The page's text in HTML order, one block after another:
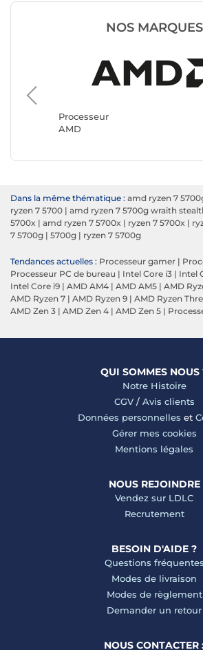
NOS MARQUES
Processeur
AMD
Dans la même thématique : amd ryzen 7
ryzen 7 5700 | amd ryzen 7 5700g wraith
5700x | amd ryzen 7 5700x | ryzen 7 5700x |
7 5700g | 5700g | ryzen 7 5700g
Tendances actuelles : Processeur gamer |
Processeur PC de bureau | Intel Core i3 | Intel
Intel Core i9 | AMD AM4 | AMD AM5 | AMD
AMD Ryzen 7 | AMD Ryzen 9 | AMD Ryzen
AMD Zen 3 | AMD Zen 4 | AMD Zen 5 |
QUI SOMMES NOUS
Notre Histoire
CGV/ Avis clients
Données personnelles et
Gérer mes cookies
Mentions légales
NOUS REJOINDRE
Vendez sur LDLC
Recrutement
BESOIN D'AIDE ?
Questions fréquentes
Modes de livraison
Modes de règlement
Demander un retour
NOUS CONTACTER